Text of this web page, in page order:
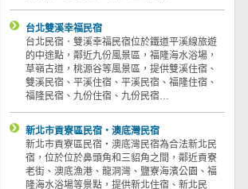
台北雙溪幸福民宿
台北民宿．雙溪幸福民宿位於鐵道平溪線旅遊
的中途點，鄰近九份風景區，福隆海水浴場，
草嶺古道，桃源谷等風景區，提供雙溪住宿、
雙溪民宿、平溪住宿、平溪民宿、福隆住宿、
福隆民宿、九份住宿、九份民宿…
新北市貢寮區民宿‧澳底灣民宿
新北市貢寮區民宿‧澳底灣民宿為合法新北民
宿，位於位於鼻頭角和三貂角之間，鄰近貢寮
老街、澳底漁港、龍洞灣、鹽寮海濱公園、福
隆海水浴場等景點，提供新北住宿、新北民